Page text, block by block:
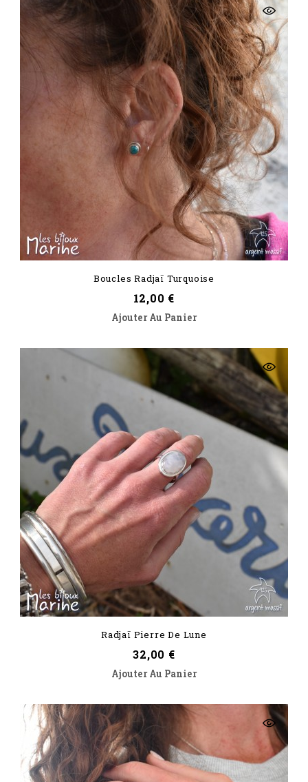
Boucles Radjaï Turquoise
Prix
12,00 €
Ajouter Au Panier
Radjaï Pierre De Lune
Prix
32,00 €
Ajouter Au Panier